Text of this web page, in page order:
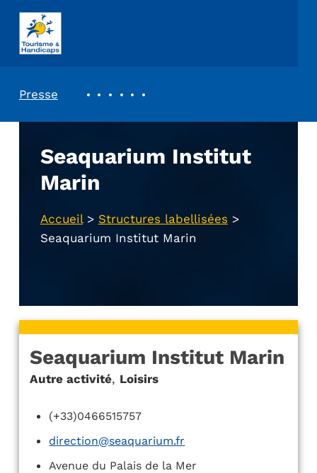
ASSOCIATION TOURISME ET HANDICAPS
Presse
Seaquarium Institut
Marin
Accueil> Structures labellisées >
Seaquarium Institut Marin
Seaquarium Institut Marin
Autre activité, Loisirs
(+33)0466515757
direction@seaquarium.fr
Avenue du Palais de la Mer